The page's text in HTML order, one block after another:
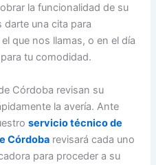
la funcionalidad de su
darte una cita para
que nos llamas, o en el día
tu comodidad.
Córdoba revisan su
la avería. Ante
servicio técnico de
Córdoba revisará cada uno
para proceder a su